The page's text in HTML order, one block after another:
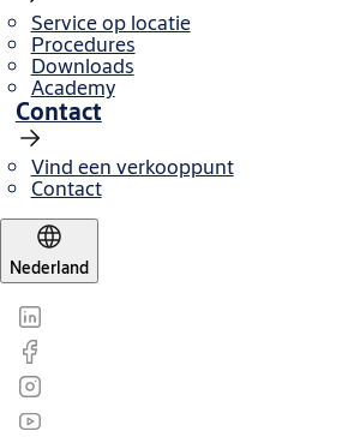
Service op locatie
Procedures
Downloads
Academy
Contact
Vind een verkooppunt
Contact
Nederland